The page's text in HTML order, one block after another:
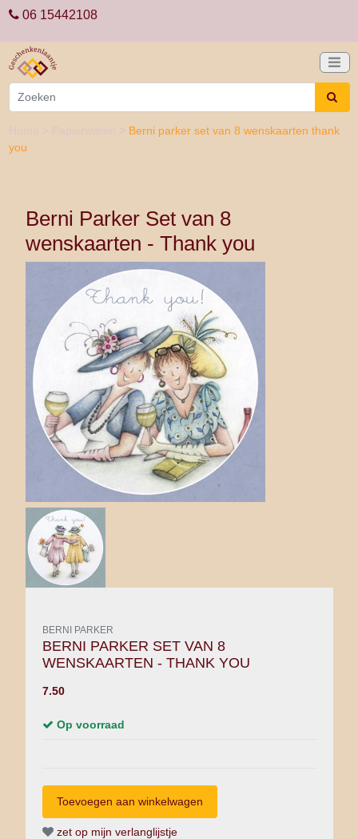
06 15442108
Berni parker set van 8 wenskaarten thank
you
Berni Parker Set van 8
wenskaarten - Thank you
BERNI PARKER
BERNI PARKER SET VAN 8
WENSKAARTEN - THANK YOU
7.50
Op voorraad
zet op mijn verlanglijstje